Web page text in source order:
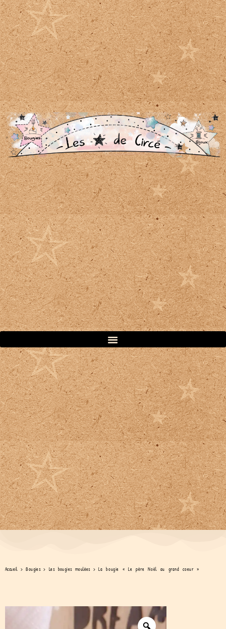
Accueil > Bougies > Les bougies moulées > La bougie « Le père Noël au grand coeur »